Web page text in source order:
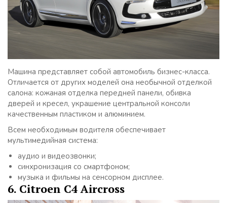
Машина представляет собой автомобиль бизнес-класса.
Отличается от других моделей она необычной отделкой
салона: кожаная отделка передней панели, обивка
дверей и кресел, украшение центральной консоли
качественным пластиком и алюминием.
Всем необходимым водителя обеспечивает
мультимедийная система:
аудио и видеозвонки;
синхронизация со смартфоном;
музыка и фильмы на сенсорном дисплее.
6. Citroen C4 Aircross